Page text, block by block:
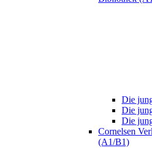
Die
Die
Die
Cornelsen
(A1/B1)